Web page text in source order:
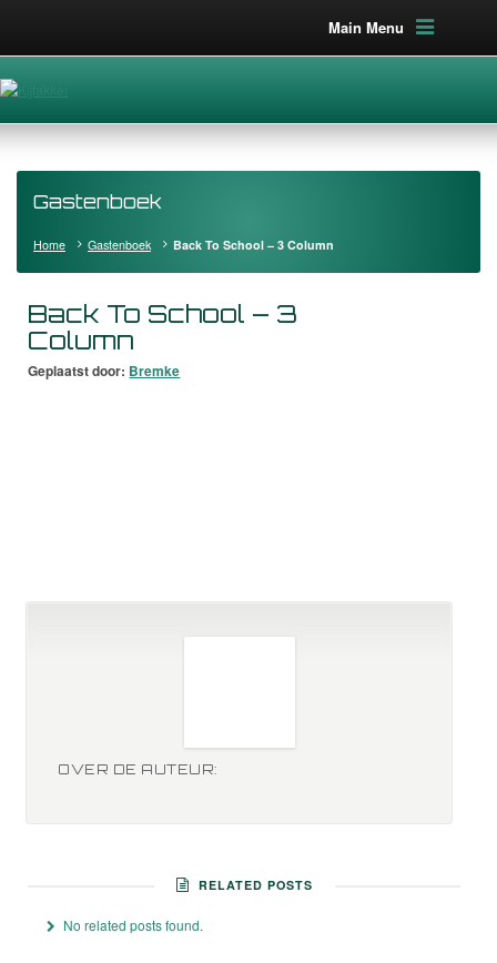
Main Menu
Gastenboek
Home Gastenboek Back To School – 3 Column
Back To School – 3
Column
Geplaatst door: Bremke
OVER DE AUTEUR:
RELATED POSTS
No related posts found.